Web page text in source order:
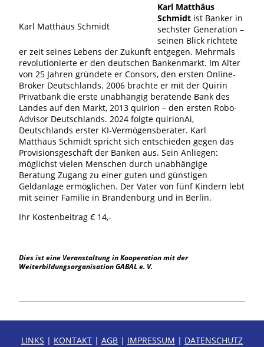
Karl Matthäus Schmidt
Karl Matthäus
Schmidt ist Banker in
sechster Generation –
seinen Blick richtete
er zeit seines Lebens der Zukunft entgegen. Mehrmals
revolutionierte er den deutschen Bankenmarkt. Im Alter
von 25 Jahren gründete er Consors, den ersten Online-
Broker Deutschlands. 2006 brachte er mit der Quirin
Privatbank die erste unabhängig beratende Bank des
Landes auf den Markt, 2013 quirion – den ersten Robo-
Advisor Deutschlands. 2024 folgte quirionAi,
Deutschlands erster KI-Vermögensberater. Karl
Matthäus Schmidt spricht sich entschieden gegen das
Provisionsgeschäft der Banken aus. Sein Anliegen:
möglichst vielen Menschen durch unabhängige
Beratung Zugang zu einer guten und günstigen
Geldanlage ermöglichen. Der Vater von fünf Kindern lebt
mit seiner Familie in Brandenburg und in Berlin.
Ihr Kostenbeitrag € 14,-
Dies ist eine Veranstaltung in Kooperation mit der
Weiterbildungsorganisation GABAL e. V.
LINKS | KONTAKT | AGB | IMPRESSUM | DATENSCHUTZ